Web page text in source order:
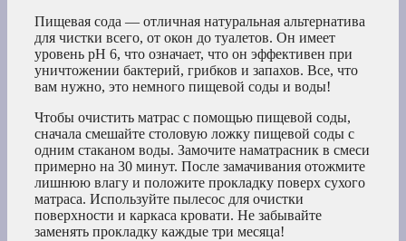
Пищевая сода — отличная натуральная альтернатива
для чистки всего, от окон до туалетов. Он имеет
уровень pH 6, что означает, что он эффективен при
уничтожении бактерий, грибков и запахов. Все, что
вам нужно, это немного пищевой соды и воды!
Чтобы очистить матрас с помощью пищевой соды,
сначала смешайте столовую ложку пищевой соды с
одним стаканом воды. Замочите наматрасник в смеси
примерно на 30 минут. После замачивания отожмите
лишнюю влагу и положите прокладку поверх сухого
матраса. Используйте пылесос для очистки
поверхности и каркаса кровати. Не забывайте
заменять прокладку каждые три месяца!